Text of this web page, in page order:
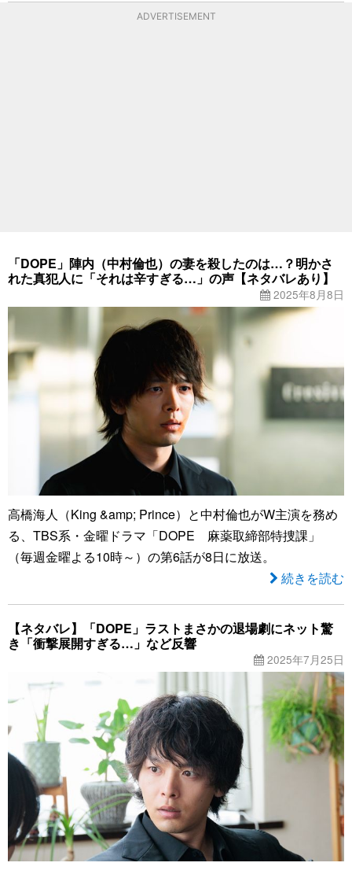
ADVERTISEMENT
「DOPE」陣内（中村倫也）の妻を殺したのは…？明かさ
れた真犯人に「それは辛すぎる…」の声【ネタバレあり】
2025年8月8日
高橋海人（King &amp; Prince）と中村倫也がW主演を務め
る、TBS系・金曜ドラマ「DOPE 麻薬取締部特捜課」
（毎週金曜よる10時～）の第6話が8日に放送。
続きを読む
【ネタバレ】「DOPE」ラストまさかの退場劇にネット驚
き「衝撃展開すぎる…」など反響
2025年7月25日